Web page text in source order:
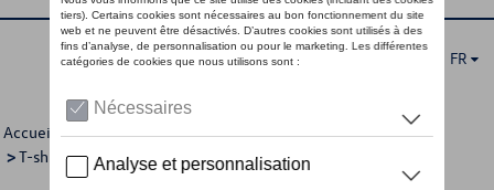
FR
Accueil >Pour vous >California Collection >Vêtements
>T-shirts/polo's >Hommes > Détail